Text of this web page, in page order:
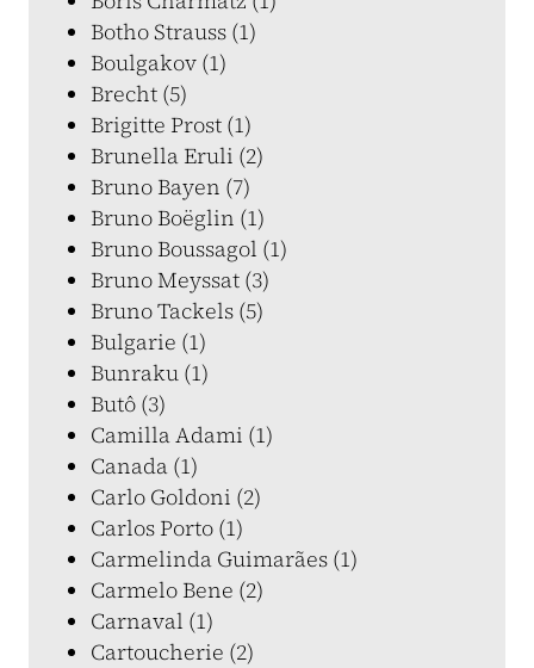
Botho Strauss (1)
Boulgakov (1)
Brecht (5)
Brigitte Prost (1)
Brunella Eruli (2)
Bruno Bayen (7)
Bruno Boëglin (1)
Bruno Boussagol (1)
Bruno Meyssat (3)
Bruno Tackels (5)
Bulgarie (1)
Bunraku (1)
Butô (3)
Camilla Adami (1)
Canada (1)
Carlo Goldoni (2)
Carlos Porto (1)
Carmelinda Guimarães (1)
Carmelo Bene (2)
Carnaval (1)
Cartoucherie (2)